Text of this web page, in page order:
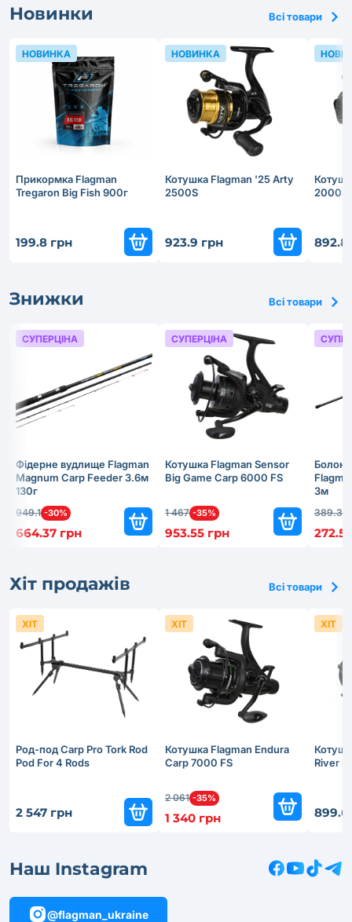
Новинки Всі товари
Прикормка Flagman
Tregaron Big Fish 900г
199.8 грн
НОВИНКА
Котушка Flagman '25 Arty
2500S
923.9 грн
НОВИНКА
2000S
892.8
Знижки Всі товари
Фідерне вудлище Flagman
Magnum Carp Feeder 3.6м
130г
949.1 -30%
664.37 грн
СУПЕРЦІНА
Котушка Flagman Sensor
Big Game Carp 6000 FS
1 467 -35%
953.55 грн
СУПЕРЦІНА
3м
389.3
Хіт продажів Всі товари
Род-под Carp Pro Tork Rod
Pod For 4 Rods
2 547 грн
ХІТ
Котушка Flagman Endura
Carp 7000 FS
2 061 -35%
1 340 грн
ХІТ
River
899.6
ХІТ
Наш Instagram
@flagman_ukraine